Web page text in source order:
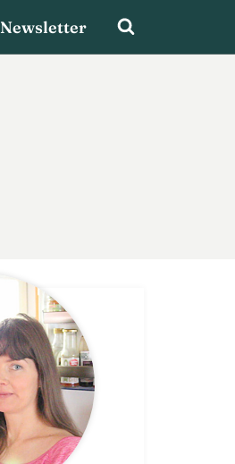
Newsletter